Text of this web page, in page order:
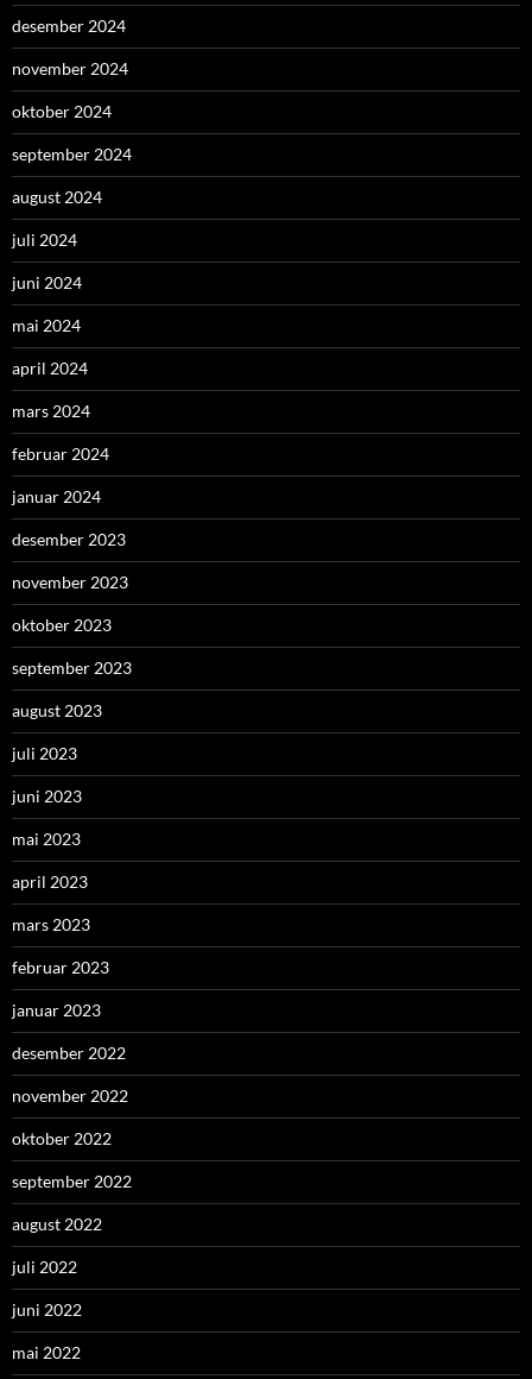
desember 2024
november 2024
oktober 2024
september 2024
august 2024
juli 2024
juni 2024
mai 2024
april 2024
mars 2024
februar 2024
januar 2024
desember 2023
november 2023
oktober 2023
september 2023
august 2023
juli 2023
juni 2023
mai 2023
april 2023
mars 2023
februar 2023
januar 2023
desember 2022
november 2022
oktober 2022
september 2022
august 2022
juli 2022
juni 2022
mai 2022